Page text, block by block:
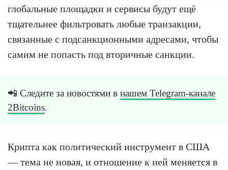
глобальные площадки и сервисы будут ещё
тщательнее фильтровать любые транзакции,
связанные с подсанкционными адресами, чтобы
самим не попасть под вторичные санкции.
📲 Следите за новостями в нашем Telegram-канале
2Bitcoins.
Крипта как политический инструмент в США
— тема не новая, и отношение к ней меняется в